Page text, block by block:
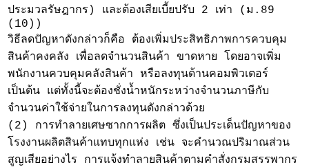
ประมวลรัษฎากร) และต้องเสียเบี้ยปรับ 2 เท่า (ม.89
(10))
วิธีลดปัญหาดังกล่าวก็คือ ต้องเพิ่มประสิทธิภาพการควบคุม
สินค้าคงคลัง เพื่อลดจำนวนสินค้า ขาดหาย โดยอาจเพิ่ม
พนักงานควบคุมคลังสินค้า หรือลงทุนด้านคอมพิวเตอร์
เป็นต้น แต่ทั้งนี้จะต้องชั่งน้ำหนักระหว่างจำนวนภาษีกับ
จำนวนค่าใช้จ่ายในการลงทุนดังกล่าวด้วย
(2) การทำลายเศษซากการผลิต ซึ่งเป็นประเด็นปัญหาของ
โรงงานผลิตสินค้าแทบทุกแห่ง เช่น จะคำนวณปริมาณส่วน
สูญเสียอย่างไร การแจ้งทำลายสินค้าตามคำสั่งกรมสรรพากร